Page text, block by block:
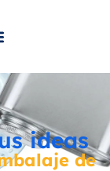
ideas
de